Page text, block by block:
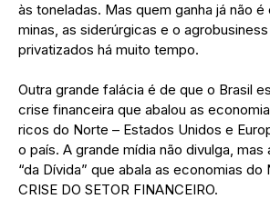
às toneladas. Mas quem ganha já não é
minas, as siderúrgicas e o
privatizados há muito tempo.
Outra grande falácia é de que o Brasil
crise financeira que abalou as
ricos do Norte – Estados Unidos e
o país. A grande mídia não divulga, mas
“da Dívida” que abala as economias do
CRISE DO SETOR FINANCEIRO.